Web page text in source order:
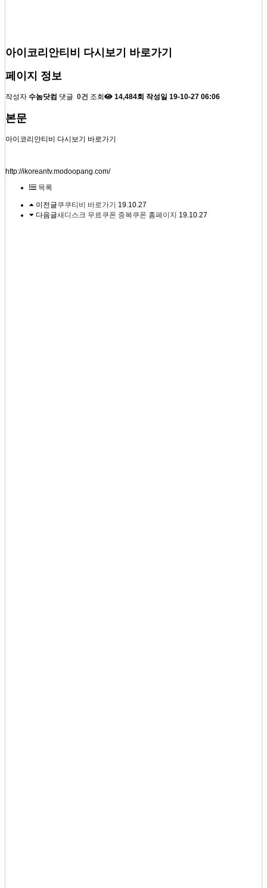
아이코리안티비 다시보기 바로가기
페이지 정보
작성자 수놈닷컴 댓글 0건 조회 14,484회 작성일 19-10-27 06:06
본문
아이코리안티비 다시보기 바로가기
http://ikoreantv.modoopang.com/
목록
이전글쿠쿠티비 바로가기 19.10.27
다음글새디스크 무료쿠폰 중복쿠폰 홈페이지 19.10.27